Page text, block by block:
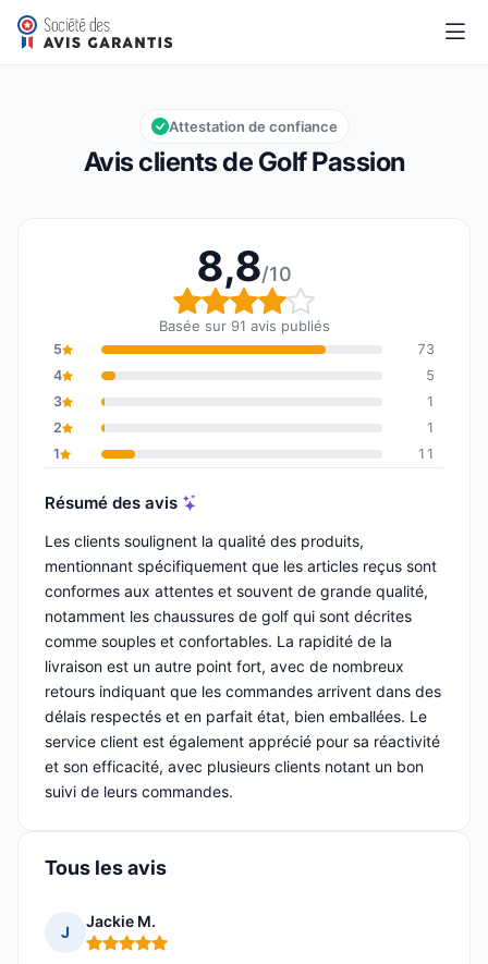
Golf Passion
Note globale : 8,8 sur 10
8,8/10
Avis clients de Golf Passion
Attestation de confiance
8,8/10
Note globale : 8,8 sur
Basée sur 91 avis publiés
5
73
4
5
3
1
2
1
1
11
Résumé des avis
Les clients soulignent la qualité des produits,
mentionnant spécifiquement que les articles reçus sont
conformes aux attentes et souvent de grande qualité,
notamment les chaussures de golf qui sont décrites
comme souples et confortables. La rapidité de la
livraison est un autre point fort, avec de nombreux
retours indiquant que les commandes arrivent dans des
délais respectés et en parfait état, bien emballées. Le
service client est également apprécié pour sa réactivité
et son efficacité, avec plusieurs clients notant un bon
suivi de leurs commandes.
Tous les avis
J
Jackie M.
Note : 5 sur 5